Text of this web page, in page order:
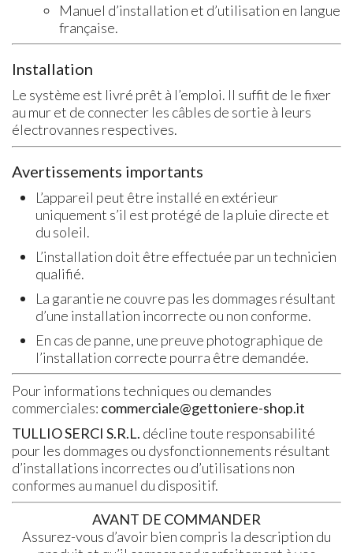
Manuel d’installation et d’utilisation en langue
française.
Installation
Le système est livré prêt à l’emploi. Il suffit de le fixer
au mur et de connecter les câbles de sortie à leurs
électrovannes respectives.
Avertissements importants
L’appareil peut être installé en extérieur
uniquement s’il est protégé de la pluie directe et
du soleil.
L’installation doit être effectuée par un technicien
qualifié.
La garantie ne couvre pas les dommages résultant
d’une installation incorrecte ou non conforme.
En cas de panne, une preuve photographique de
l’installation correcte pourra être demandée.
Pour informations techniques ou demandes
commerciales: commerciale@gettoniere-shop.it
TULLIO SERCI S.R.L. décline toute responsabilité
pour les dommages ou dysfonctionnements résultant
d’installations incorrectes ou d’utilisations non
conformes au manuel du dispositif.
AVANT DE COMMANDER
Assurez-vous d’avoir bien compris la description du